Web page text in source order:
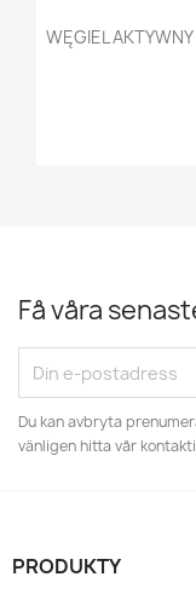
WĘGIEL
Få våra
Du kan avbryta
vänligen hitta vår
PRODUKTY